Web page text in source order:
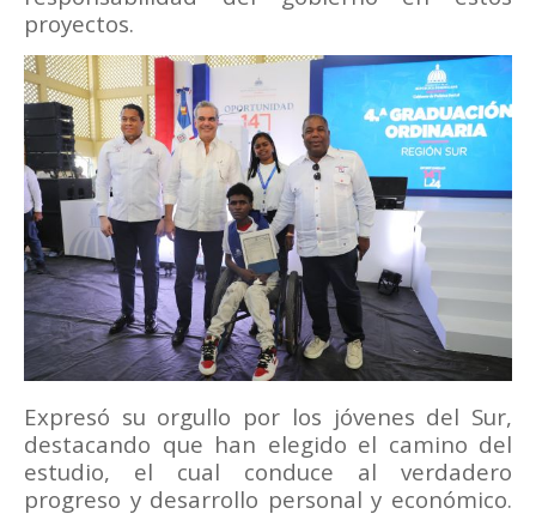
proyectos.
Expresó su orgullo por los jóvenes del Sur,
destacando que han elegido el camino del
estudio, el cual conduce al verdadero
progreso y desarrollo personal y económico.